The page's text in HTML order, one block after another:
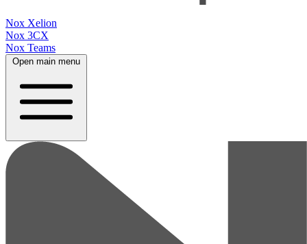
Nox Xelion
Nox 3CX
Nox Teams
Open main menu